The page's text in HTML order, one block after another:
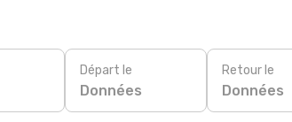
Départ le
Données
Retour le
Données